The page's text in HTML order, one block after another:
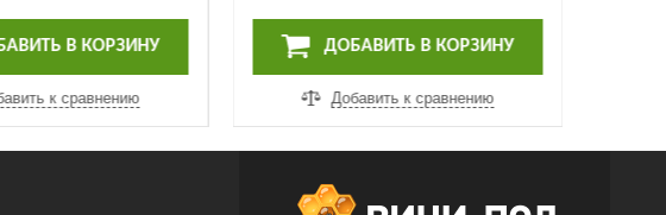
В КОРЗИНУ
к сравнению
ДОБАВИТЬ В КОРЗИНУ
Добавить к сравнению